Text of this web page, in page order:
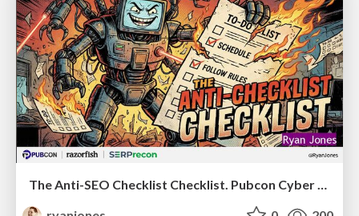
The Anti-SEO Checklist Checklist. Pubcon Cyber Week